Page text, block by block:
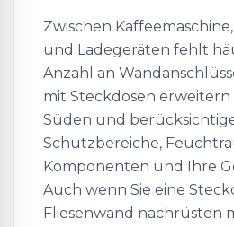
Zwischen
und Ladegeräten fehlt
Anzahl an
mit Steckdosen
Süden und
Schutzbereiche,
Komponenten und Ihre
Auch wenn Sie eine
Fliesenwand nachrüsten